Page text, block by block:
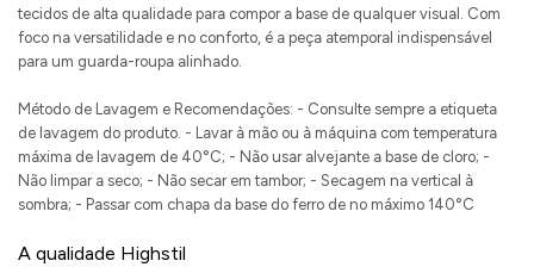
tecidos de alta qualidade para compor a base de qualquer visual. Com
foco na versatilidade e no conforto, é a peça atemporal indispensável
para um guarda-roupa alinhado.
Método de Lavagem e Recomendações: - Consulte sempre a etiqueta
de lavagem do produto. - Lavar à mão ou à máquina com temperatura
máxima de lavagem de 40°C; - Não usar alvejante a base de cloro; -
Não limpar a seco; - Não secar em tambor; - Secagem na vertical à
sombra; - Passar com chapa da base do ferro de no máximo 140°C
A qualidade Highstil